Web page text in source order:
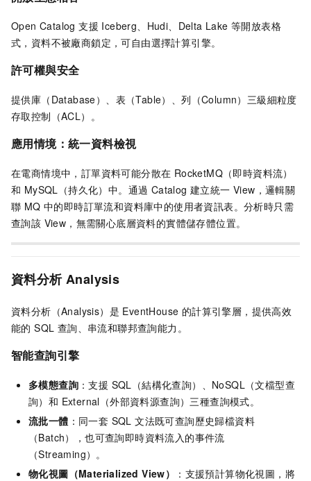
Open Catalog 支援 Iceberg、Hudi、Delta Lake 等開放表格
式，資料不被廠商鎖定，可自由選擇計算引擎。
許可權與安全
提供庫（Database）、表（Table）、列（Column）三級細粒度
存取控制（ACL）。
應用情境：統一資料檢視
在電商情境中，訂單資料可能分散在 RocketMQ（即時資料流）
和 MySQL（持久化）中。通過 Catalog 建立統一 View，邏輯關
聯 MQ 中的即時訂單流和資料庫中的使用者資訊表。分析時只需
查詢該 View，無需關心底層資料的實體儲存體位置。
資料分析 Analysis
資料分析（Analysis）是 EventHouse 的計算引擎層，提供高效
能的 SQL 查詢、串流和聯邦查詢能力。
智能查詢引擎
多模態查詢 ：支援 SQL（結構化查詢）、NoSQL（文檔型查
詢）和 External（外部資料源查詢）三種查詢模式。
流批一體 ：同一套 SQL 文法既可查詢歷史歸檔資料
（Batch），也可查詢即時資料流入的事件流
（Streaming）。
物化視圖（Materialized View）
：支援預計算物化視圖，將